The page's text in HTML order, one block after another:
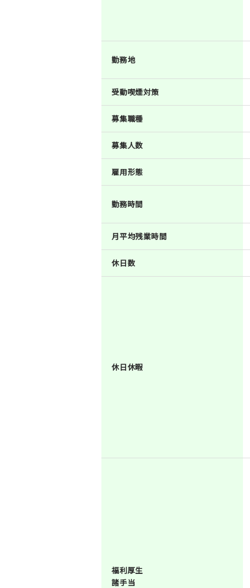
勤務地
受動喫煙対策
募集職種
募集人数
雇用形態
勤務時間
月平均残業時間
休日数
休日休暇
福利厚生
諸手当